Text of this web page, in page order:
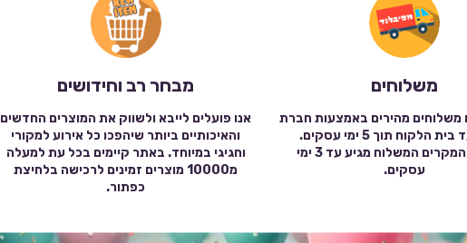
משלוחים
משלוחים מהירים באמצעות חברת
שילוח עד בית הלקוח תוך 5 ימי עסקים.
במרבית המקרים המשלוח מגיע עד 3 ימי
עסקים.
מבחר רב וחידושים
אנו פועלים לייבא ולשווק את המוצרים החדשים
והאיכותיים ביותר שיהפכו כל אירוע למקורי
וחגיגי במיוחד. באתר קיימים בכל עת למעלה
מ10000 מוצרים זמינים לרכישה בלחיצת
כפתור.